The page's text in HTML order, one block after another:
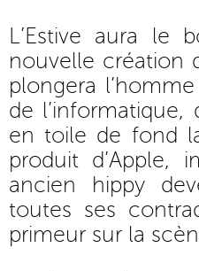
L’Estive aura le
nouvelle création
plongera
de
en toile de fond
produit d’Apple,
ancien hippy
toutes ses
primeur sur la